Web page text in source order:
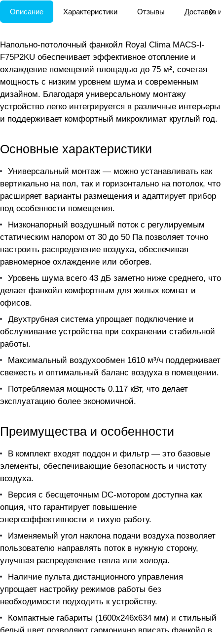
Описание Характеристики Отзывы Доставка
Напольно-потолочный фанкойл Royal Clima MACS-I-
F75P2KU обеспечивает эффективное отопление и
охлаждение помещений площадью до 75 м², сочетая
мощность с низким уровнем шума и современным
дизайном. Благодаря универсальному монтажу
устройство легко интегрируется в различные интерьеры
и поддерживает комфортный микроклимат круглый год.
Основные характеристики
Универсальный монтаж — можно устанавливать как
вертикально на пол, так и горизонтально на потолок, что
расширяет варианты размещения и адаптирует прибор
под особенности помещения.
Низконапорный воздушный поток с регулируемым
статическим напором от 30 до 50 Па позволяет точно
настроить распределение воздуха, обеспечивая
равномерное охлаждение или обогрев.
Уровень шума всего 43 дБ заметно ниже среднего, что
делает фанкойл комфортным для жилых комнат и
офисов.
Двухтрубная система упрощает подключение и
обслуживание устройства при сохранении стабильной
работы.
Максимальный воздухообмен 1610 м³/ч поддерживает
свежесть и оптимальный баланс воздуха в помещении.
Потребляемая мощность 0.117 кВт, что делает
эксплуатацию более экономичной.
Преимущества и особенности
В комплект входят поддон и фильтр — это базовые
элементы, обеспечивающие безопасность и чистоту
воздуха.
Версия с бесщеточным DC-мотором доступна как
опция, что гарантирует повышение
энергоэффективности и тихую работу.
Изменяемый угол наклона подачи воздуха позволяет
пользователю направлять поток в нужную сторону,
улучшая распределение тепла или холода.
Наличие пульта дистанционного управления
упрощает настройку режимов работы без
необходимости подходить к устройству.
Компактные габариты (1600x246x634 мм) и стильный